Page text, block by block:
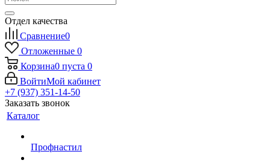
Отдел качества
Сравнение0
Отложенные 0
Корзина0 пуста 0
ВойтиМой кабинет
+7 (937) 351-14-50
Заказать звонок
Каталог
Профнастил